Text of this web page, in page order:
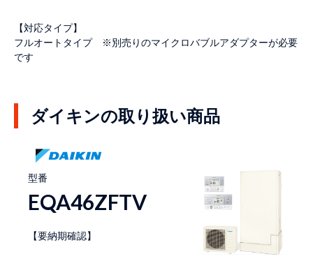
【対応タイプ】
フルオートタイプ ※別売りのマイクロバブルアダプターが必要
です
ダイキンの取り扱い商品
型番
EQA46ZFTV
【要納期確認】